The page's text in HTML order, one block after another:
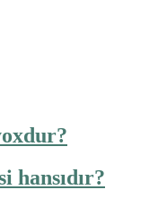
hansıdır?